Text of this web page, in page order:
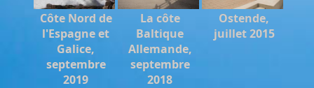
Côte Nord de
l'Espagne et
Galice,
septembre
2019
La côte
Baltique
Allemande,
septembre
2018
Ostende,
juillet 2015